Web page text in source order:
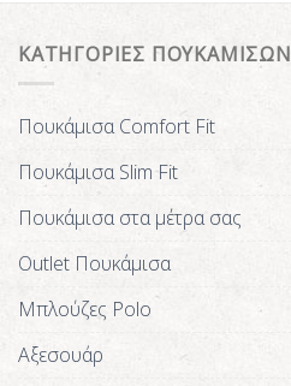
ΚΑΤΗΓΟΡΙΕΣ ΠΟΥΚΑΜΙΣΩΝ
Πουκάμισα Comfort Fit
Πουκάμισα Slim Fit
Πουκάμισα στα μέτρα σας
Outlet Πουκάμισα
Μπλούζες Polo
Αξεσουάρ